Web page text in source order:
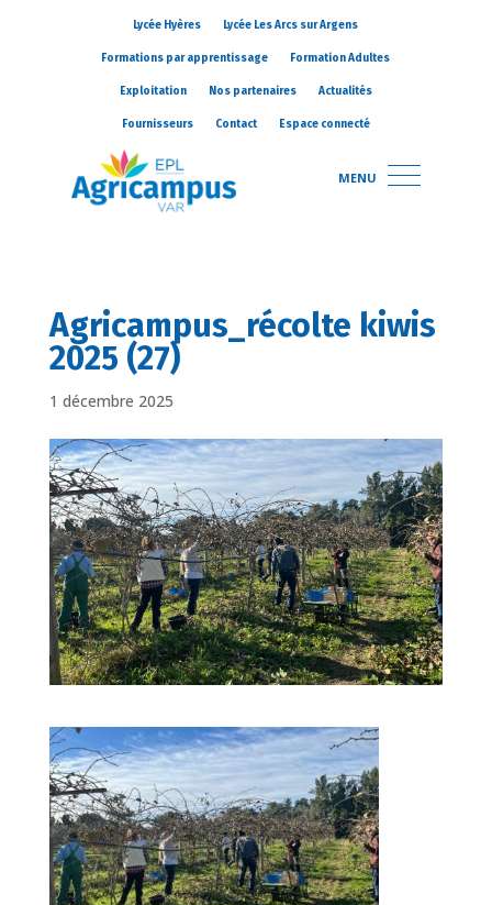
Lycée Hyères Lycée Les Arcs sur Argens
Formations par apprentissage Formation Adultes
Exploitation Nos partenaires Actualités
Fournisseurs Contact Espace connecté
MENU
Agricampus_récolte kiwis
2025 (27)
1 décembre 2025